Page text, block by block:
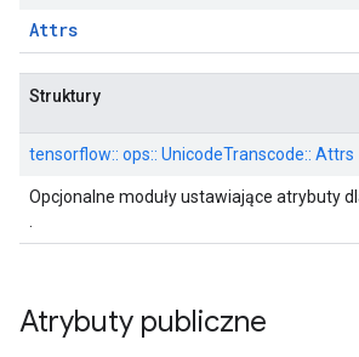
Attrs
Struktury
tensorflow:: ops:: UnicodeTranscode:: Attrs
Opcjonalne moduły ustawiające atrybuty
Atrybuty publiczne